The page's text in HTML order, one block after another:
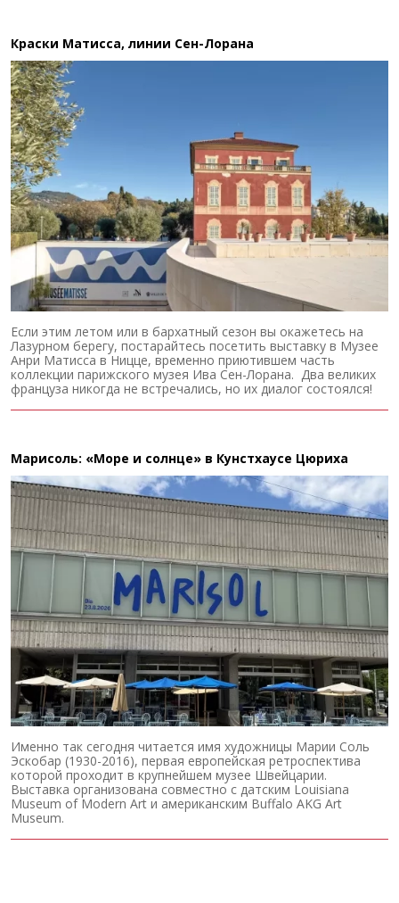
Краски Матисса, линии Сен-Лорана
Если этим летом или в бархатный сезон вы окажетесь на
Лазурном берегу, постарайтесь посетить выставку в Музее
Анри Матисса в Ницце, временно приютившем часть
коллекции парижского музея Ива Сен-Лорана. Два великих
француза никогда не встречались, но их диалог состоялся!
Марисоль: «Море и солнце» в Кунстхаусе Цюриха
Именно так сегодня читается имя художницы Марии Соль
Эскобар (1930-2016), первая европейская ретроспектива
которой проходит в крупнейшем музее Швейцарии.
Выставка организована совместно с датским Louisiana
Museum of Modern Art и американским Buffalo AKG Art
Museum.